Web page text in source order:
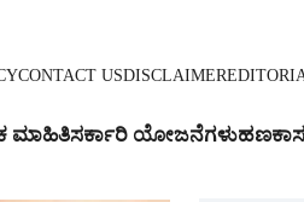
CONTACT USDISCLAIMER
ಮಾಹಿತಿಸರ್ಕಾರಿ ಯೋಜನೆಗಳು